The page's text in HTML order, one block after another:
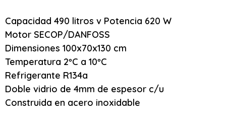
Capacidad 490 litros v Potencia 620 W
Motor SECOP/DANFOSS
Dimensiones 100x70x130 cm
Temperatura 2ºC a 10ºC
Refrigerante R134a
Doble vidrio de 4mm de espesor c/u
Construida en acero inoxidable